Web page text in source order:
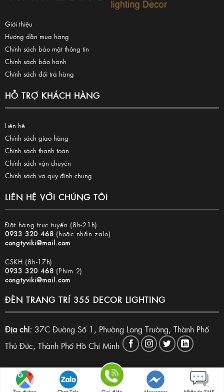
Giới thiệu
Hướng dẫn mua hàng
Chính sách bảo mật thông tin
Chính sách bảo hành
Chính sách đổi trả hàng
HỖ TRỢ KHÁCH HÀNG
Liên hệ
Chính sách giao hàng
Chính sách thanh toán
Chính sách vận chuyển
Chính sách và quy định chung
LIÊN HỆ VỚI CHÚNG TÔI
Đặt hàng trực tuyến (8h-21h)
0933 320 468 (hoặc nhắn zalo)
congtyviki@mail.com
CSKH (8h-17h)
0933 320 468 (Phím 2)
congtyviki@mail.com
ĐÈN TRANG TRÍ 355 DECOR LIGHTING
Địa chỉ: 37C Đường Số 1, Phường Long Trường, Thành Phố
Thủ Đức, Thành Phố Hồ Chí Minh
Copyright 2026 © Đèn trang trí 355 Decor